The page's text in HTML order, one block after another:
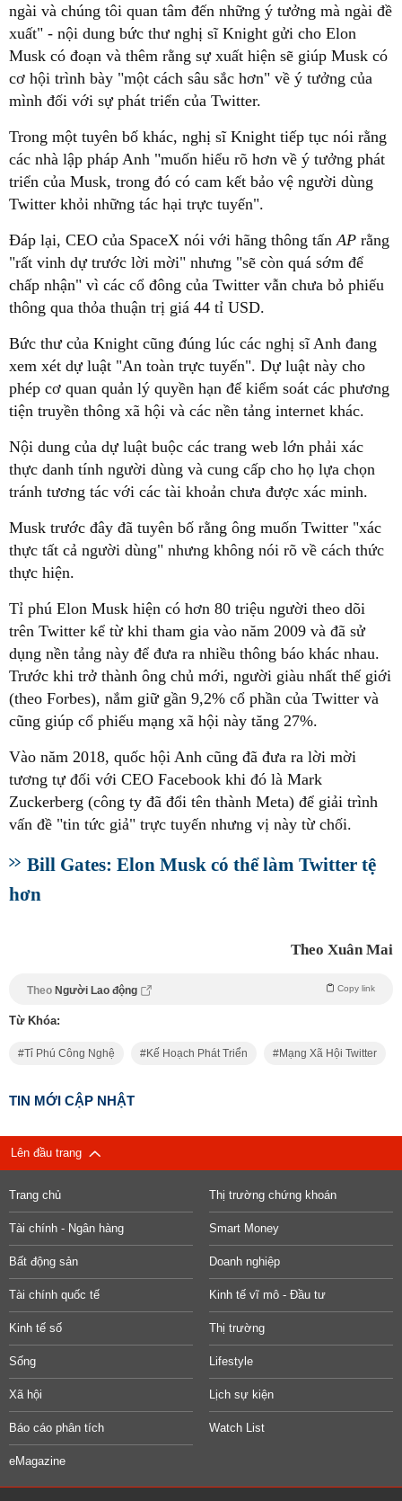
ngài và chúng tôi quan tâm đến những ý tưởng mà ngài đề
xuất" - nội dung bức thư nghị sĩ Knight gửi cho Elon
Musk có đoạn và thêm rằng sự xuất hiện sẽ giúp Musk có
cơ hội trình bày "một cách sâu sắc hơn" về ý tưởng của
mình đối với sự phát triển của Twitter.
Trong một tuyên bố khác, nghị sĩ Knight tiếp tục nói rằng
các nhà lập pháp Anh "muốn hiểu rõ hơn về ý tưởng phát
triển của Musk, trong đó có cam kết bảo vệ người dùng
Twitter khỏi những tác hại trực tuyến".
Đáp lại, CEO của SpaceX nói với hãng thông tấn AP rằng
"rất vinh dự trước lời mời" nhưng "sẽ còn quá sớm để
chấp nhận" vì các cổ đông của Twitter vẫn chưa bỏ phiếu
thông qua thỏa thuận trị giá 44 tỉ USD.
Bức thư của Knight cũng đúng lúc các nghị sĩ Anh đang
xem xét dự luật "An toàn trực tuyến". Dự luật này cho
phép cơ quan quản lý quyền hạn để kiểm soát các phương
tiện truyền thông xã hội và các nền tảng internet khác.
Nội dung của dự luật buộc các trang web lớn phải xác
thực danh tính người dùng và cung cấp cho họ lựa chọn
tránh tương tác với các tài khoản chưa được xác minh.
Musk trước đây đã tuyên bố rằng ông muốn Twitter "xác
thực tất cả người dùng" nhưng không nói rõ về cách thức
thực hiện.
Tỉ phú Elon Musk hiện có hơn 80 triệu người theo dõi
trên Twitter kể từ khi tham gia vào năm 2009 và đã sử
dụng nền tảng này để đưa ra nhiều thông báo khác nhau.
Trước khi trở thành ông chủ mới, người giàu nhất thế giới
(theo Forbes), nắm giữ gần 9,2% cổ phần của Twitter và
cũng giúp cổ phiếu mạng xã hội này tăng 27%.
Vào năm 2018, quốc hội Anh cũng đã đưa ra lời mời
tương tự đối với CEO Facebook khi đó là Mark
Zuckerberg (công ty đã đổi tên thành Meta) để giải trình
vấn đề "tin tức giả" trực tuyến nhưng vị này từ chối.
Bill Gates: Elon Musk có thể làm Twitter tệ
hơn
Theo Xuân Mai
Theo Người Lao động Copy link
Từ Khóa:
Tỉ Phú Công Nghệ Kế Hoạch Phát Triển Mạng Xã Hội Twitter
TIN MỚI CẬP NHẬT
Lên đầu trang
Trang chủ Thị trường chứng khoán
Tài chính - Ngân hàng Smart Money
Bất động sản Doanh nghiệp
Tài chính quốc tế Kinh tế vĩ mô - Đầu tư
Kinh tế số Thị trường
Sống Lifestyle
Xã hội Lịch sự kiện
Báo cáo phân tích Watch List
eMagazine